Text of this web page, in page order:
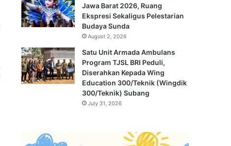
Jawa Barat 2026, Ruang
Ekspresi Sekaligus Pelestarian
Budaya Sunda
August 2, 2026
Satu Unit Armada Ambulans
Program TJSL BRI Peduli,
Diserahkan Kepada Wing
Education 300/Teknik (Wingdik
300/Teknik) Subang
July 31, 2026